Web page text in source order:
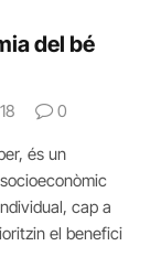
del bé
0
és un
cap a
el benefici